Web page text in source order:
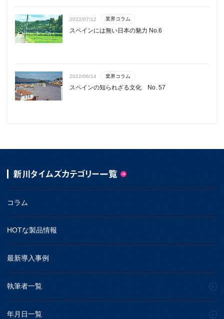
2022/07/12 業界コラム
スペインには無い日本の魅力 No.6
2022/06/14 業界コラム
スペインの知られざる文化 No. 57
新川タイムズカテゴリー一覧
コラム
HOTな製品情報
最新導入事例
執筆者一覧
年月日一覧